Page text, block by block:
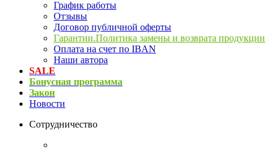
График работы
Отзывы
Договор публичной оферты
Гарантии.Политика замены и возврата продукции
Оплата на счет по IBAN
Наши автора
SALE
Бонусная программа
Закон
Новости
Сотрудничество